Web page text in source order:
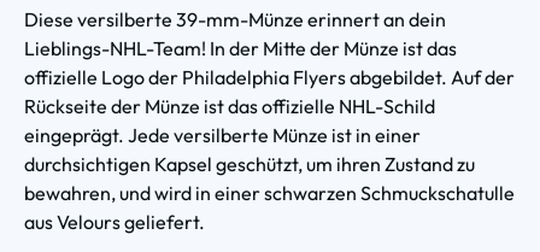
Diese versilberte 39-mm-Münze erinnert an dein
Lieblings-NHL-Team! In der Mitte der Münze ist das
offizielle Logo der Philadelphia Flyers abgebildet. Auf der
Rückseite der Münze ist das offizielle NHL-Schild
eingeprägt. Jede versilberte Münze ist in einer
durchsichtigen Kapsel geschützt, um ihren Zustand zu
bewahren, und wird in einer schwarzen Schmuckschatulle
aus Velours geliefert.